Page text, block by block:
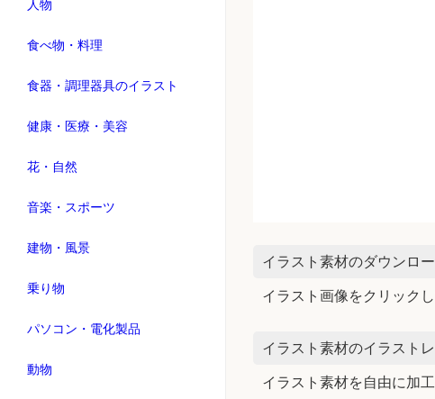
人物
食べ物・料理
食器・調理器具のイラスト
健康・医療・美容
花・自然
音楽・スポーツ
建物・風景
乗り物
パソコン・電化製品
動物
イラスト素材のダウンロ
イラスト画像をクリック
イラスト素材のイラスト
イラスト素材を自由に加